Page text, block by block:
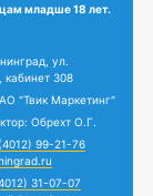
младше 18 лет.
ул.
кабинет 308
"Твик Маркетинг"
Обрехт О.Г.
99-21-76
31-07-07